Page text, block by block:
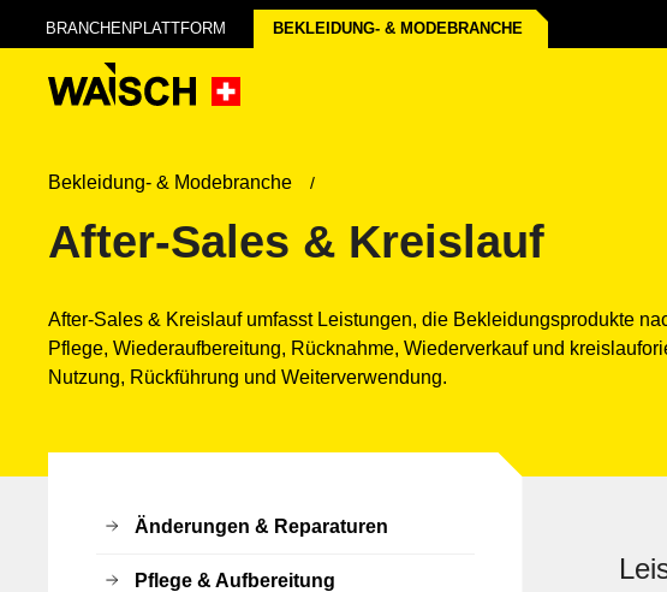
BRANCHENPLATTFORM BEKLEIDUNG- & MODE­BRANCHE
Bekleidung- & Modebranche
After-Sales & Kreislauf
After-Sales & Kreislauf umfasst Leistungen, die Bekleidungsprodukte
Pflege, Wiederaufbereitung, Rücknahme, Wiederverkauf und
Nutzung, Rückführung und Weiterverwendung.
Änderungen & Reparaturen
Pflege & Aufbereitung